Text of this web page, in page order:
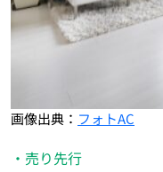
画像出典： フォトAC
・売り先行